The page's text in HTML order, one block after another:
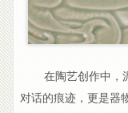
在陶艺创作中，
对话的痕迹，更是器